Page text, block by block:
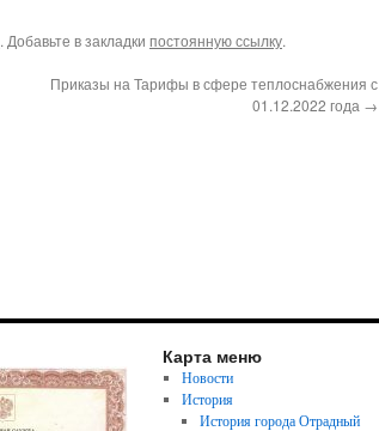
. Добавьте в закладки постоянную ссылку.
Приказы на Тарифы в сфере теплоснабжения с
01.12.2022 года →
Карта меню
Новости
История
История города Отрадный